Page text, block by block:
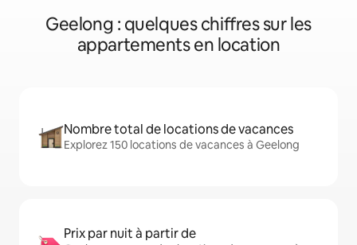
Geelong : quelques chiffres sur les
appartements en location
Nombre total de locations de vacances
Explorez 150 locations de vacances à Geelong
Prix par nuit à partir de